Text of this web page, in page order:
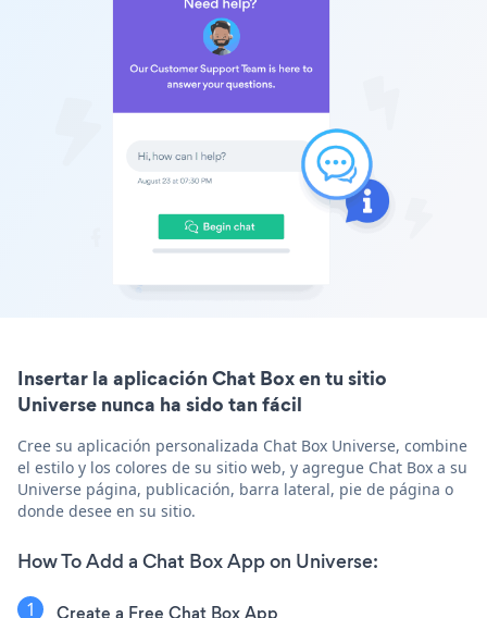
Insertar la aplicación Chat Box en tu sitio
Universe nunca ha sido tan fácil
Cree su aplicación personalizada Chat Box Universe, combine
el estilo y los colores de su sitio web, y agregue Chat Box a su
Universe página, publicación, barra lateral, pie de página o
donde desee en su sitio.
How To Add a Chat Box App on Universe:
Create a Free Chat Box App